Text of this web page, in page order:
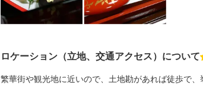
ロケーション（立地、交通アクセス）について
繁華街や観光地に近いので、土地勘があれば徒歩で